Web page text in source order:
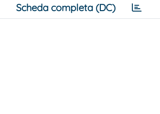
Scheda completa (DC)